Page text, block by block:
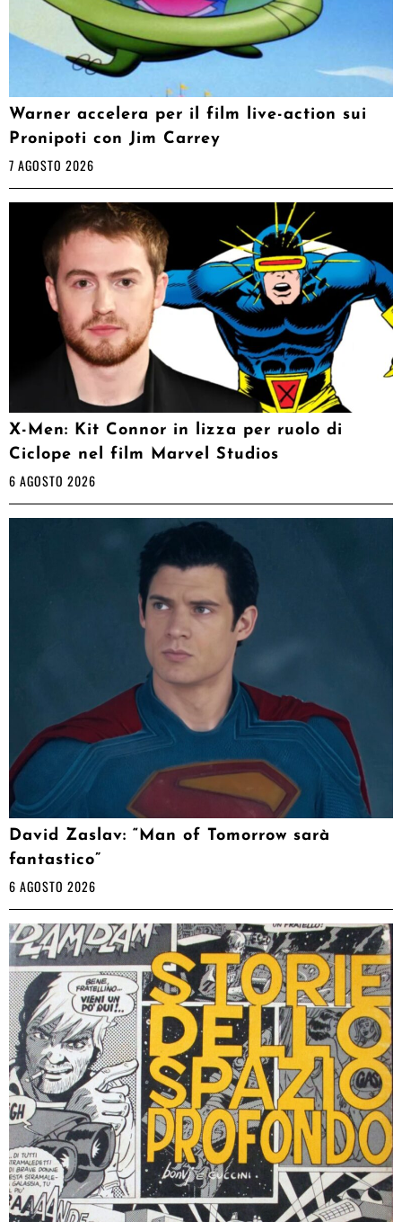
Warner accelera per il film live-action sui
Pronipoti con Jim Carrey
7 AGOSTO 2026
X-Men: Kit Connor in lizza per ruolo di
Ciclope nel film Marvel Studios
6 AGOSTO 2026
David Zaslav: “Man of Tomorrow sarà
fantastico”
6 AGOSTO 2026